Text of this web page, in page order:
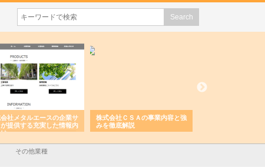
社メタルエースの企業サ
提供する充実した情報内
株式会社ＣＳＡの事業内容と強
みを徹底解説
その他業種